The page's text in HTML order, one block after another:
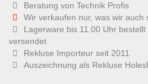
Beratung von Technik Profis
Wir verkaufen nur, was wir auch
Lagerware bis 11.00 Uhr
versendet
Rekluse Importeur seit 2011
Auszeichnung als Rekluse